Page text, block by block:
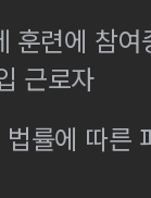
훈련에 참
근로자
률에 따른